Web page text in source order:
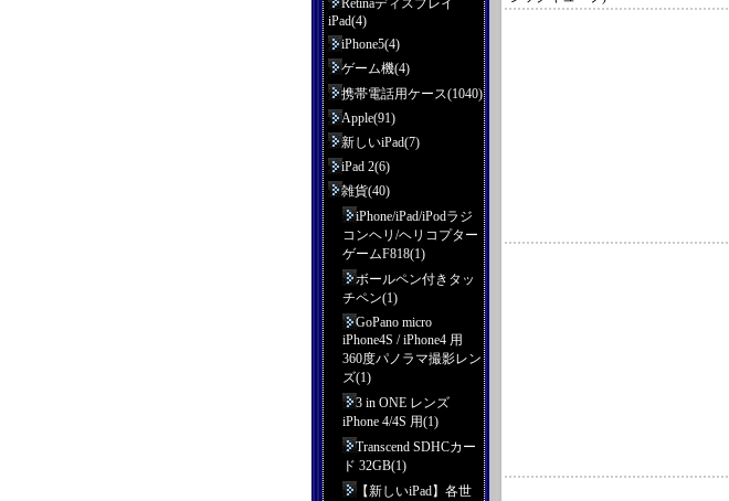
Retinaディスプレイ
iPad(4)
iPhone5(4)
ゲーム機(4)
携帯電話用ケース(1040)
Apple(91)
新しいiPad(7)
iPad 2(6)
雑貨(40)
iPhone/iPad/iPodラジ
コンヘリ/ヘリコプター
ゲームF818(1)
ボールペン付きタッ
チペン(1)
GoPano micro
iPhone4S / iPhone4 用
360度パノラマ撮影レン
ズ(1)
3 in ONE レンズ
iPhone 4/4S 用(1)
Transcend SDHCカー
ド 32GB(1)
【新しいiPad】各世